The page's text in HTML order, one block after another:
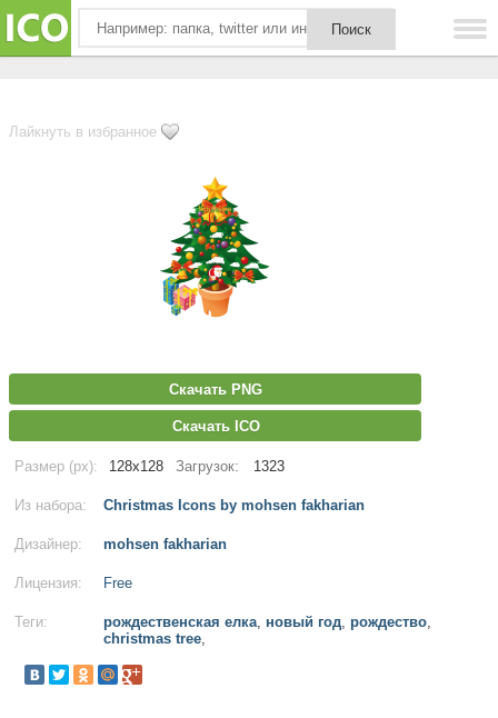
Лайкнуть в избранное
Скачать PNG
Скачать ICO
Размер (px): 128x128 Загрузок: 1323
Из набора: Christmas Icons by mohsen fakharian
Дизайнер: mohsen fakharian
Лицензия: Free
Теги: рождественская елка, новый год, рождество,
christmas tree,